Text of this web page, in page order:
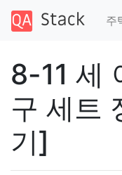
주
8-11 세
구 세트
기]